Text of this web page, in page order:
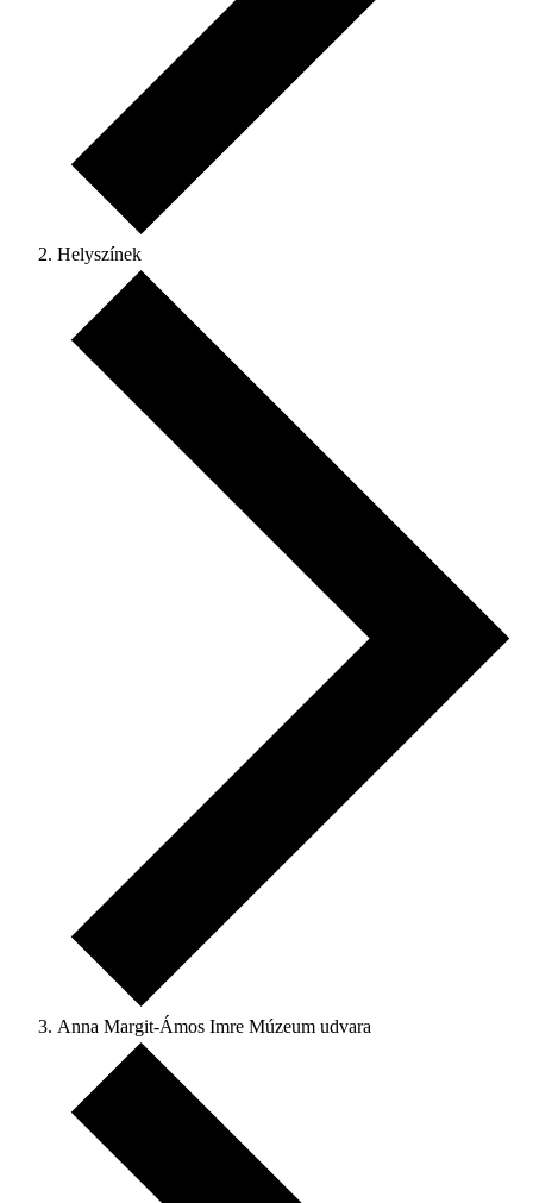
Helyszínek
Anna Margit-Ámos Imre Múzeum udvara